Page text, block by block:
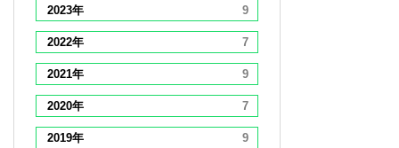
2023年 9
2022年 7
2021年 9
2020年 7
2019年 9